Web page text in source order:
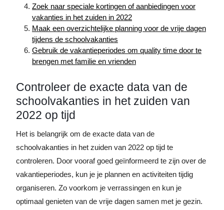
Zoek naar speciale kortingen of aanbiedingen voor
vakanties in het zuiden in 2022
Maak een overzichtelijke planning voor de vrije dagen
tijdens de schoolvakanties
Gebruik de vakantieperiodes om quality time door te
brengen met familie en vrienden
Controleer de exacte data van de
schoolvakanties in het zuiden van
2022 op tijd
Het is belangrijk om de exacte data van de
schoolvakanties in het zuiden van 2022 op tijd te
controleren. Door vooraf goed geïnformeerd te zijn over de
vakantieperiodes, kun je je plannen en activiteiten tijdig
organiseren. Zo voorkom je verrassingen en kun je
optimaal genieten van de vrije dagen samen met je gezin.